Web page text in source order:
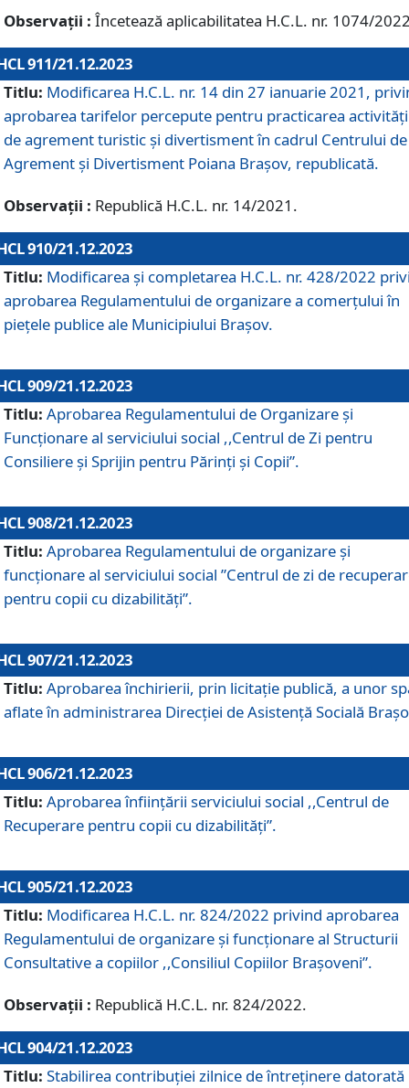
Observații : Încetează aplicabilitatea H.C.L. nr. 1074/
911/21.12.2023
Titlu: Modificarea H.C.L. nr. 14 din 27 ianuarie 2021,
aprobarea tarifelor percepute pentru practicarea
de agrement turistic și divertisment în cadrul Centrului de
Agrement și Divertisment Poiana Brașov, republicată.
Observații : Republică H.C.L. nr. 14/2021.
910/21.12.2023
Titlu: Modificarea și completarea H.C.L. nr. 428/2022
aprobarea Regulamentului de organizare a comerțului în
piețele publice ale Municipiului Braşov.
909/21.12.2023
Titlu: Aprobarea Regulamentului de Organizare și
Funcționare al serviciului social ,,Centrul de Zi pentru
Consiliere şi Sprijin pentru Părinţi şi Copii”.
908/21.12.2023
Titlu: Aprobarea Regulamentului de organizare şi
funcţionare al serviciului social ”Centrul de zi de
pentru copii cu dizabilități”.
907/21.12.2023
Titlu: Aprobarea închirierii, prin licitație publică, a unor
aflate în administrarea Direcției de Asistență Socială
906/21.12.2023
Titlu: Aprobarea înființării serviciului social ,,Centrul de
Recuperare pentru copii cu dizabilități”.
905/21.12.2023
Titlu: Modificarea H.C.L. nr. 824/2022 privind aprobarea
Regulamentului de organizare şi funcţionare al Structurii
Consultative a copiilor ,,Consiliul Copiilor Braşoveni”.
Observații : Republică H.C.L. nr. 824/2022.
904/21.12.2023
Titlu: Stabilirea contribuţiei zilnice de întreținere datorată